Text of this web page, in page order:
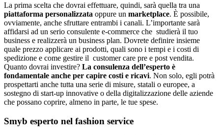
La prima scelta che dovrai effettuare, quindi, sarà quella tra una
piattaforma personalizzata oppure un marketplace. È possibile,
ovviamente, anche sfruttare entrambi i canali. L’importante sarà
affidarsi ad un serio consulente e-commerce che studierà il tuo
business e realizzerà un business plan. Dovrete definire insieme
quale prezzo applicare ai prodotti, quali sono i tempi e i costi di
spedizione e come gestire il customer care pre e post vendita.
Quanto dovrai investire? La consulenza dell’esperto è
fondamentale anche per capire costi e ricavi. Non solo, egli potrà
prospettarti anche tutta una serie di misure, statali o europee, a
sostegno di start-up innovative o della digitalizzazione delle aziende
che possano coprire, almeno in parte, le tue spese.
Smyb esperto nel fashion service